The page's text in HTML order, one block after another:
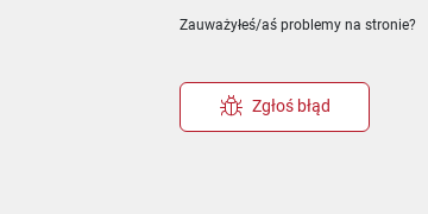
Zauważyłeś/aś problemy na stronie?
Zgłoś błąd